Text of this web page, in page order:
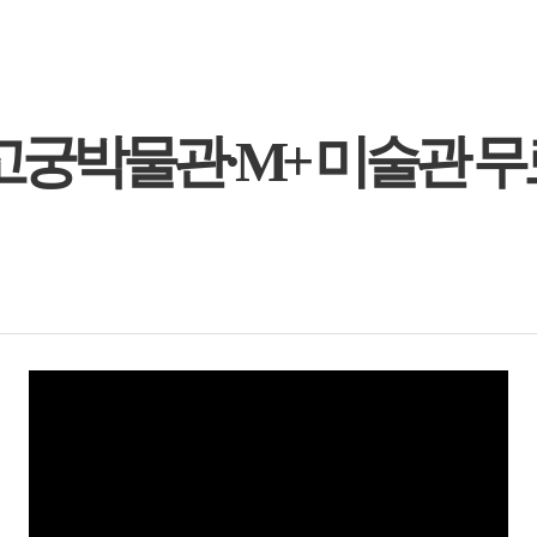
궁박물관·M+ 미술관